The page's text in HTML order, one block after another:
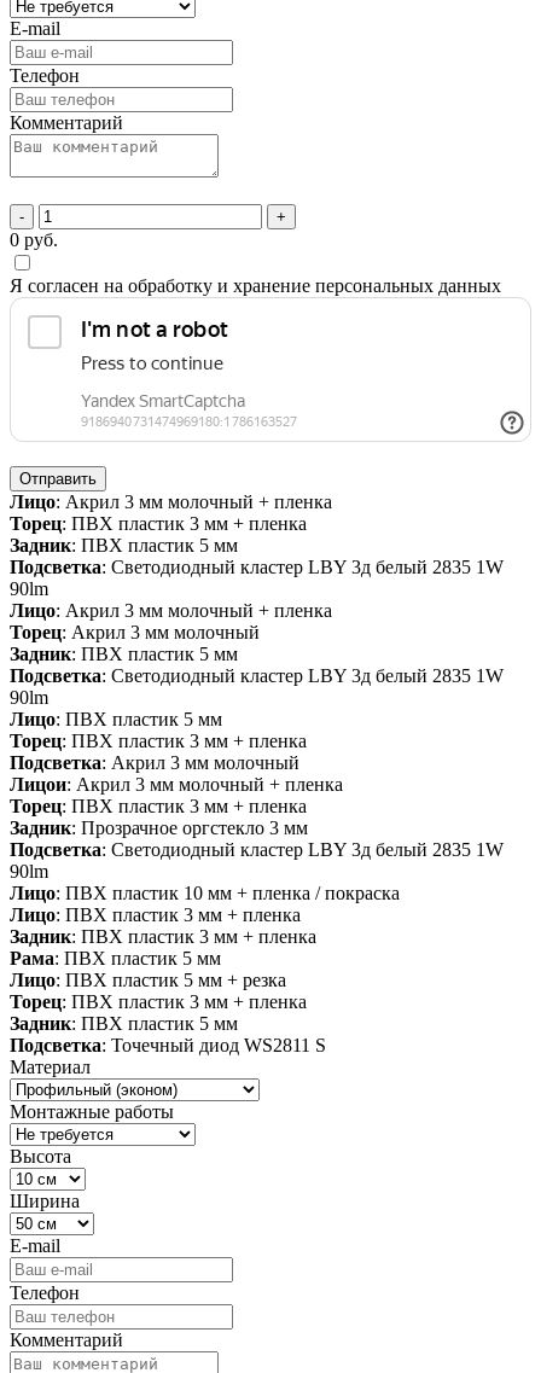
E-mail
Телефон
Комментарий
- +
0 руб.
Я согласен на обработку и хранение персональных данных
Отправить
Лицо: Акрил 3 мм молочный + пленка
Торец: ПВХ пластик 3 мм + пленка
Задник: ПВХ пластик 5 мм
Подсветка: Светодиодный кластер LBY 3д белый 2835 1W
90lm
Лицо: Акрил 3 мм молочный + пленка
Торец: Акрил 3 мм молочный
Задник: ПВХ пластик 5 мм
Подсветка: Светодиодный кластер LBY 3д белый 2835 1W
90lm
Лицо: ПВХ пластик 5 мм
Торец: ПВХ пластик 3 мм + пленка
Подсветка: Акрил 3 мм молочный
Лицои: Акрил 3 мм молочный + пленка
Торец: ПВХ пластик 3 мм + пленка
Задник: Прозрачное оргстекло 3 мм
Подсветка: Светодиодный кластер LBY 3д белый 2835 1W
90lm
Лицо: ПВХ пластик 10 мм + пленка / покраска
Лицо: ПВХ пластик 3 мм + пленка
Задник: ПВХ пластик 3 мм + пленка
Рама: ПВХ пластик 5 мм
Лицо: ПВХ пластик 5 мм + резка
Торец: ПВХ пластик 3 мм + пленка
Задник: ПВХ пластик 5 мм
Подсветка: Точечный диод WS2811 S
Материал
Монтажные работы
Высота
Ширина
E-mail
Телефон
Комментарий